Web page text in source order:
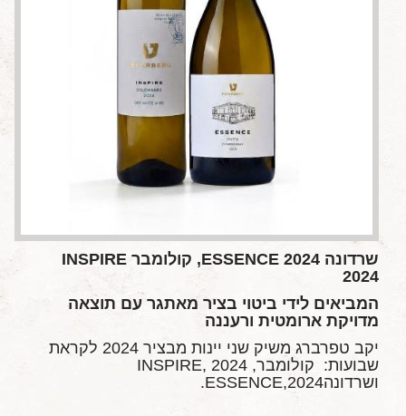
שרדונה ESSENCE 2024, קולומבר INSPIRE
2024
המביאים לידי ביטוי בציר מאתגר עם תוצאה
מדויקת ארומטית ורעננה
יקב טפרברג משיק שני יינות מבציר 2024 לקראת
שבועות: קולומבר, INSPIRE, 2024
ושרדונהESSENCE,2024.